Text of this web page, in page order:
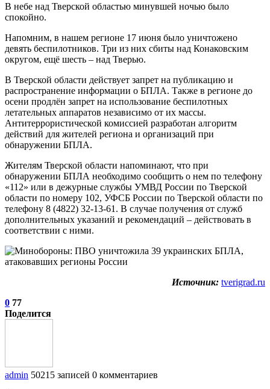
В небе над Тверской областью минувшей ночью было
спокойно.
Напомним, в нашем регионе 17 июня было уничтожено
девять беспилотников. Три из них сбиты над Конаковским
округом, ещё шесть – над Тверью.
В Тверской области действует запрет на публикацию и
распространение информации о БПЛА. Также в регионе до
осени продлён запрет на использование беспилотных
летательных аппаратов независимо от их массы.
Антитеррористической комиссией разработан алгоритм
действий для жителей региона и организаций при
обнаружении БПЛА.
Жителям Тверской области напоминают, что при
обнаружении БПЛА необходимо сообщить о нем по телефону
«112» или в дежурные службы УМВД России по Тверской
области по номеру 102, УФСБ России по Тверской области по
телефону 8 (4822) 32-13-61. В случае получения от служб
дополнительных указаний и рекомендаций – действовать в
соответствии с ними.
Источник: tverigrad.ru
0 77
Поделится
admin 50215 записей 0 комментариев